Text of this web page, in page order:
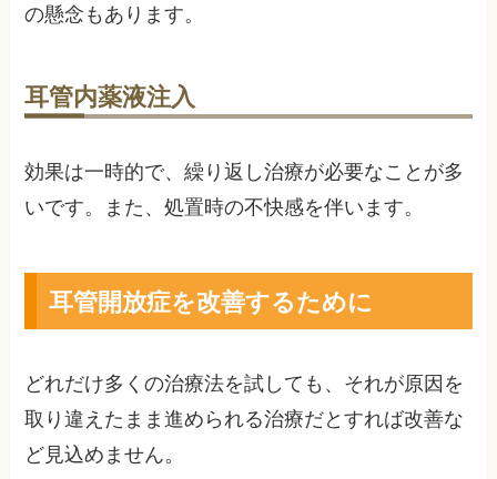
の懸念もあります。
耳管内薬液注入
効果は一時的で、繰り返し治療が必要なことが多
いです。また、処置時の不快感を伴います。
耳管開放症を改善するために
どれだけ多くの治療法を試しても、それが原因を
取り違えたまま進められる治療だとすれば改善な
ど見込めません。